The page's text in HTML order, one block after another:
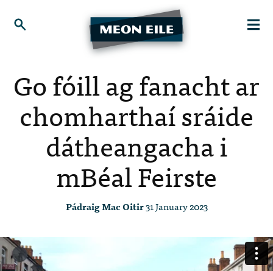
Go fóill ag fanacht ar
chomharthaí sráide
dátheangacha i
mBéal Feirste
Pádraig Mac Oitir31 January 2023